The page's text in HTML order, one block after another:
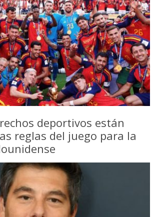
deportivos están
reglas del juego para la